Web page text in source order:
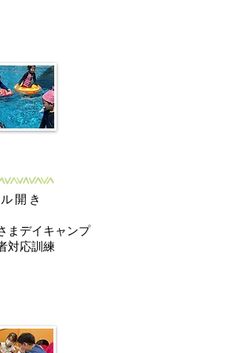
開き
まデイキャンプ
対応訓練